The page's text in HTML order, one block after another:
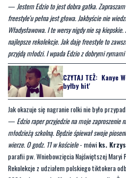
najlepsze rekolekcje. Jak daję freestyle to
przyjdą młodzi. I wpada Edzio z dobrymi rymami
CZYTAJ TEŻ:Kanye
byłby hit'
Jak okazuje się nagranie rolki nie było
—Edzio raper przyjedzie na moje zaproszenie
młodzieżą szkolną. Będzie śpiewał swoje
wierze. O godz. 11 w kościele- mówiks.
parafii pw. Wniebowzięcia Najświętszej Maryi
Rekolekcje z udziałem polskiego tiktokera
2024 roku, o godz. 11 w kościele przy ulicy
Kim jest Edzio raper?
Edzio, czyli tak naprawdę Piotr Bylina, to